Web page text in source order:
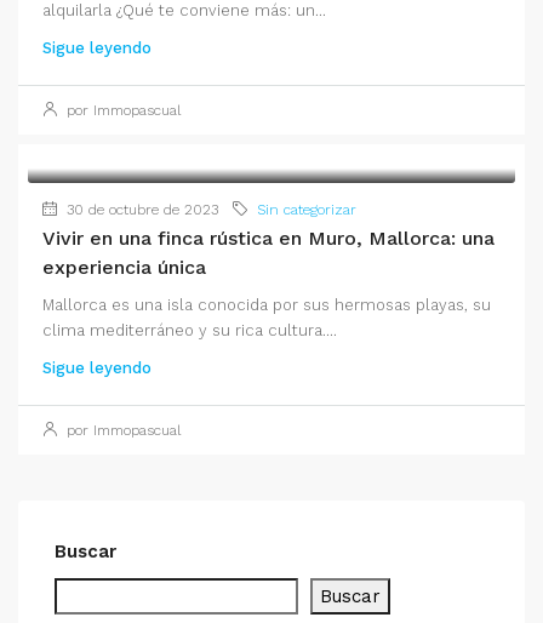
alquilarla ¿Qué te conviene más: un...
Sigue leyendo
por Immopascual
30 de octubre de 2023 Sin categorizar
Vivir en una finca rústica en Muro, Mallorca: una
experiencia única
Mallorca es una isla conocida por sus hermosas playas, su
clima mediterráneo y su rica cultura....
Sigue leyendo
por Immopascual
Buscar
Buscar